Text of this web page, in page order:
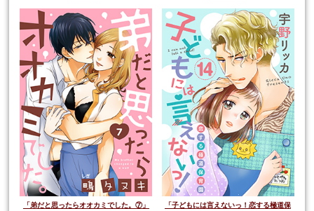
「弟だと思ったらオオカミでした。⑦」
「子どもには言えないっ！恋する極道保